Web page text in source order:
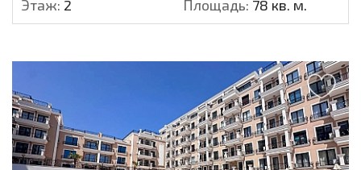
Этаж: 2 Площадь: 78 кв. м.